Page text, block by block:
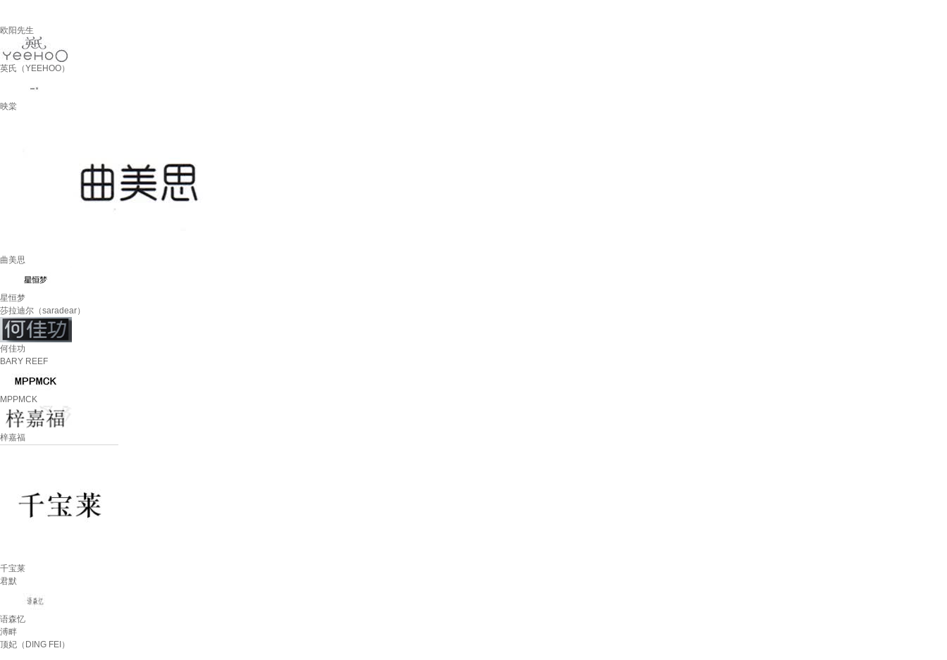
欧阳先生
英氏（YEEHOO）
映棠
曲美思
星恒梦
莎拉迪尔（saradear）
何佳功
BARY REEF
MPPMCK
梓嘉福
千宝莱
君默
语森忆
溥畔
顶妃（DING FEI）